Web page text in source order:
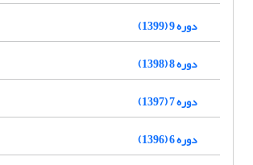
دوره 9 (1399)
دوره 8 (1398)
دوره 7 (1397)
دوره 6 (1396)